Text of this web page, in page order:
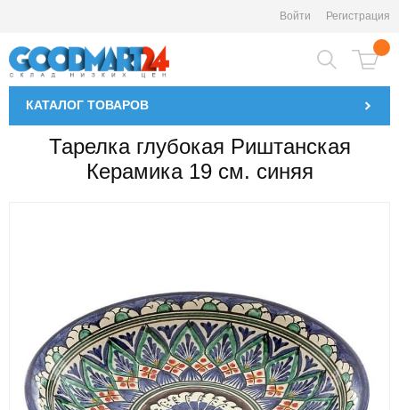
Войти Регистрация
КАТАЛОГ ТОВАРОВ
Тарелка глубокая Риштанская
Керамика 19 см. синяя